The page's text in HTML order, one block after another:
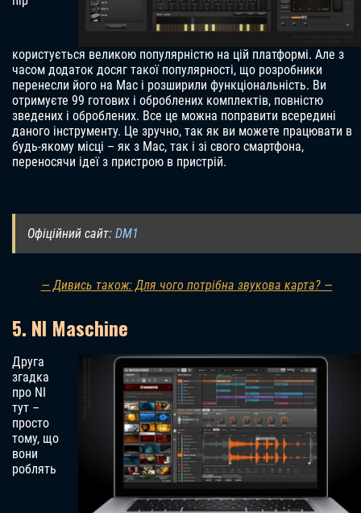
користується великою популярністю на цій платформі. Але з
часом додаток досяг такої популярності, що розробники
перенесли його на Mac і розширили функціональність. Ви
отримуєте 99 готових і оброблених комплектів, повністю
зведених і оброблених. Все це можна поправити всередині
даного інструменту. Це зручно, так як ви можете працювати в
будь-якому місці – як з Mac, так і зі свого смартфона,
переносячи ідеї з пристрою в пристрій.
Офіційний сайт: DM1
— Дивись також: Для чого потрібна звукова карта? —
5. NI Maschine
Друга
згадка
про NI
тут –
просто
тому, що
вони
роблять